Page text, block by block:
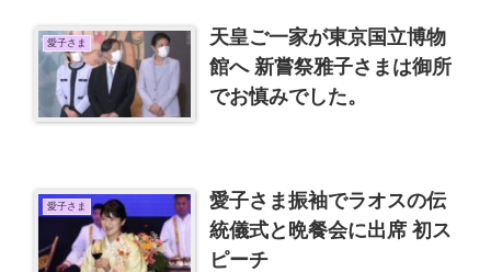
愛子さま
天皇ご一家が東京国立博物
館へ 新嘗祭雅子さまは御所
でお慎みでした。
愛子さま
愛子さま振袖でラオスの伝
統儀式と晩餐会に出席 初ス
ピーチ